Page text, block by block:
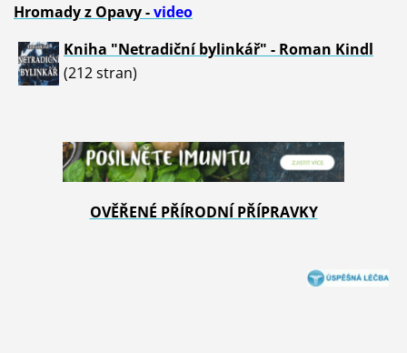
Hromady z Opavy -video
Kniha "Netradiční bylinkář" - Roman Kindl
(212 stran)
OVĚŘENÉ PŘÍRODNÍ PŘÍPRAVKY